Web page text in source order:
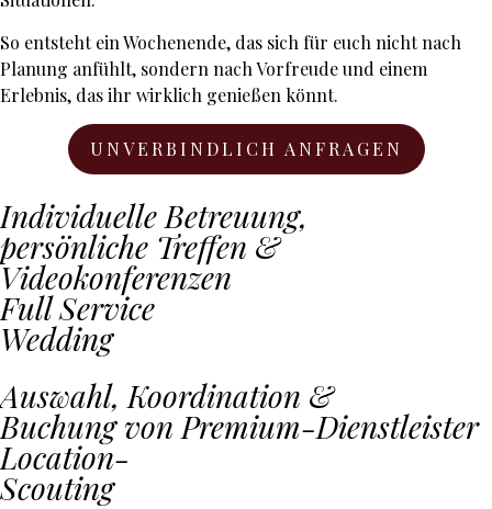
So entsteht ein Wochenende, das sich für euch nicht nach
Planung anfühlt, sondern nach Vorfreude und einem
Erlebnis, das ihr wirklich genießen könnt.
UNVERBINDLICH ANFRAGEN
Individuelle Betreuung,
persönliche Treffen &
Videokonferenzen
Full Service
Wedding
Auswahl, Koordination &
Buchung von Premium-Dienstleister
Location-
Scouting